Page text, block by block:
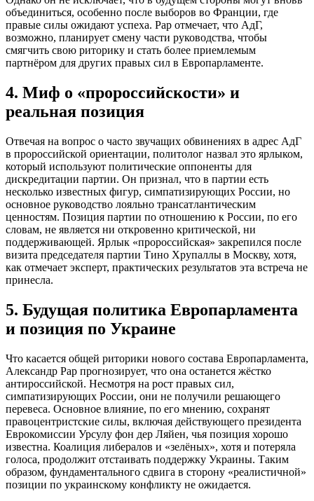
объединиться, особенно после выборов во Франции, где
правые силы ожидают успеха. Рар отмечает, что АдГ,
возможно, планирует смену части руководства, чтобы
смягчить свою риторику и стать более приемлемым
партнёром для других правых сил в Европарламенте.
4. Миф о «пророссийскости» и
реальная позиция
Отвечая на вопрос о часто звучащих обвинениях в адрес АдГ
в пророссийской ориентации, политолог назвал это ярлыком,
который используют политические оппоненты для
дискредитации партии. Он признал, что в партии есть
несколько известных фигур, симпатизирующих России, но
основное руководство лояльно трансатлантическим
ценностям. Позиция партии по отношению к России, по его
словам, не является ни откровенно критической, ни
поддерживающей. Ярлык «пророссийская» закрепился после
визита председателя партии Тино Хрупаллы в Москву, хотя,
как отмечает эксперт, практических результатов эта встреча не
принесла.
5. Будущая политика Европарламента
и позиция по Украине
Что касается общей риторики нового состава Европарламента,
Александр Рар прогнозирует, что она останется жёстко
антироссийской. Несмотря на рост правых сил,
симпатизирующих России, они не получили решающего
перевеса. Основное влияние, по его мнению, сохранят
правоцентристские силы, включая действующего президента
Еврокомиссии Урсулу фон дер Ляйен, чья позиция хорошо
известна. Коалиция либералов и «зелёных», хотя и потеряла
голоса, продолжит отстаивать поддержку Украины. Таким
образом, фундаментального сдвига в сторону «реалистичной»
позиции по украинскому конфликту не ожидается.